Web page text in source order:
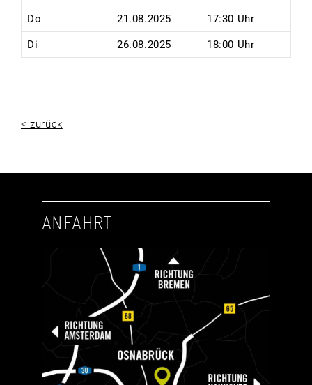
Do 21.08.2025 17:30 Uhr
Di 26.08.2025 18:00 Uhr
< zurück
ANFAHRT